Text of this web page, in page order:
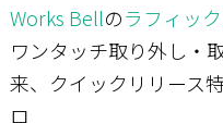
Works Bellのラフィッ
ワンタッチ取り外し・
来、クイックリリース
ロ